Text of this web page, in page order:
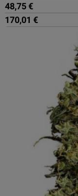
48,75 €
170,01 €